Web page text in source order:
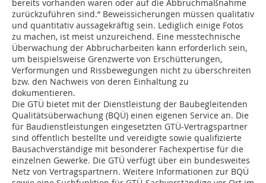
bereits vorhanden waren oder auf die Abbruchmaßnahme
zurückzuführen sind.“ Beweissicherungen müssen qualitativ
und quantitativ aussagekräftig sein. Lediglich einige Fotos
zu machen, ist meist unzureichend. Eine messtechnische
Überwachung der Abbrucharbeiten kann erforderlich sein,
um beispielsweise Grenzwerte von Erschütterungen,
Verformungen und Rissbewegungen nicht zu überschreiten
bzw. den Nachweis von deren Einhaltung zu
dokumentieren.
Die GTÜ bietet mit der Dienstleistung der Baubegleitenden
Qualitätsüberwachung (BQÜ) einen eigenen Service an. Die
für Baudienstleistungen eingesetzten GTÜ-Vertragspartner
sind öffentlich bestellte und vereidigte sowie qualifizierte
Bausachverständige mit besonderer Fachexpertise für die
einzelnen Gewerke. Die GTÜ verfügt über ein bundesweites
Netz von Vertragspartnern. Weitere Informationen zur BQÜ